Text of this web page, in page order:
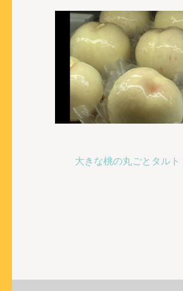
投
ョ
大きな桃の丸ごとタルト